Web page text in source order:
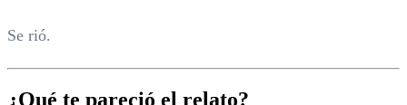
Se rió.
¿Qué te pareció el relato?